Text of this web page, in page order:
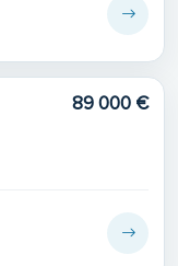
89 000 €